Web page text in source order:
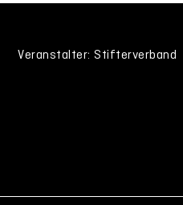
Veranstalter: Stifterverband